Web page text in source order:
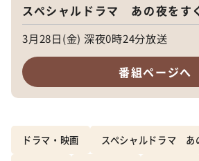
スペシャルドラマ あの夜をす
3月28日(金) 深夜0時24分放送
番組ページへ
ドラマ・映画 スペシャルドラマ あ